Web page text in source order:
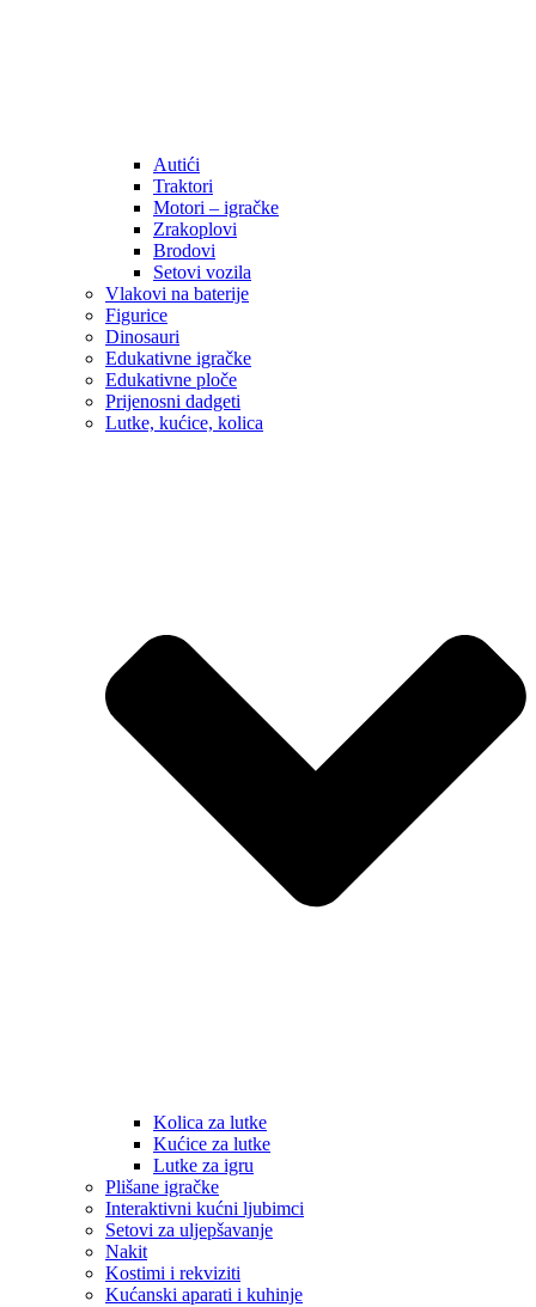
Autići
Traktori
Motori – igračke
Zrakoplovi
Brodovi
Setovi vozila
Vlakovi na baterije
Figurice
Dinosauri
Edukativne igračke
Edukativne ploče
Prijenosni dadgeti
Lutke, kućice, kolica
Kolica za lutke
Kućice za lutke
Lutke za igru
Plišane igračke
Interaktivni kućni ljubimci
Setovi za uljepšavanje
Nakit
Kostimi i rekviziti
Kućanski aparati i kuhinje